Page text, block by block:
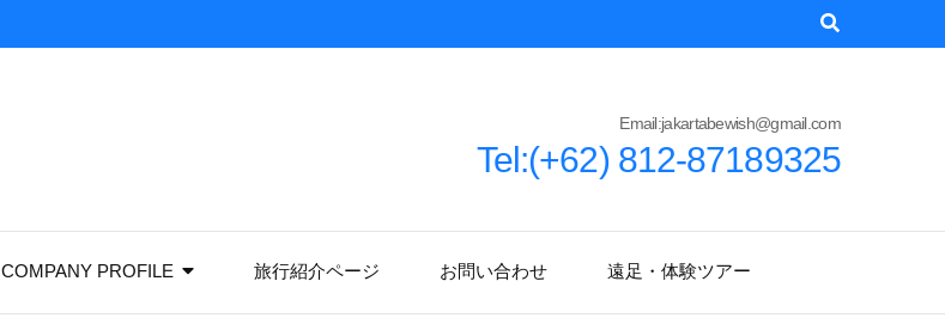
Email:jakartabewish@gmail.com
Tel:(+62) 812-87189325
COMPANY PROFILE 旅行紹介ページ お問い合わせ 遠足・体験ツアー